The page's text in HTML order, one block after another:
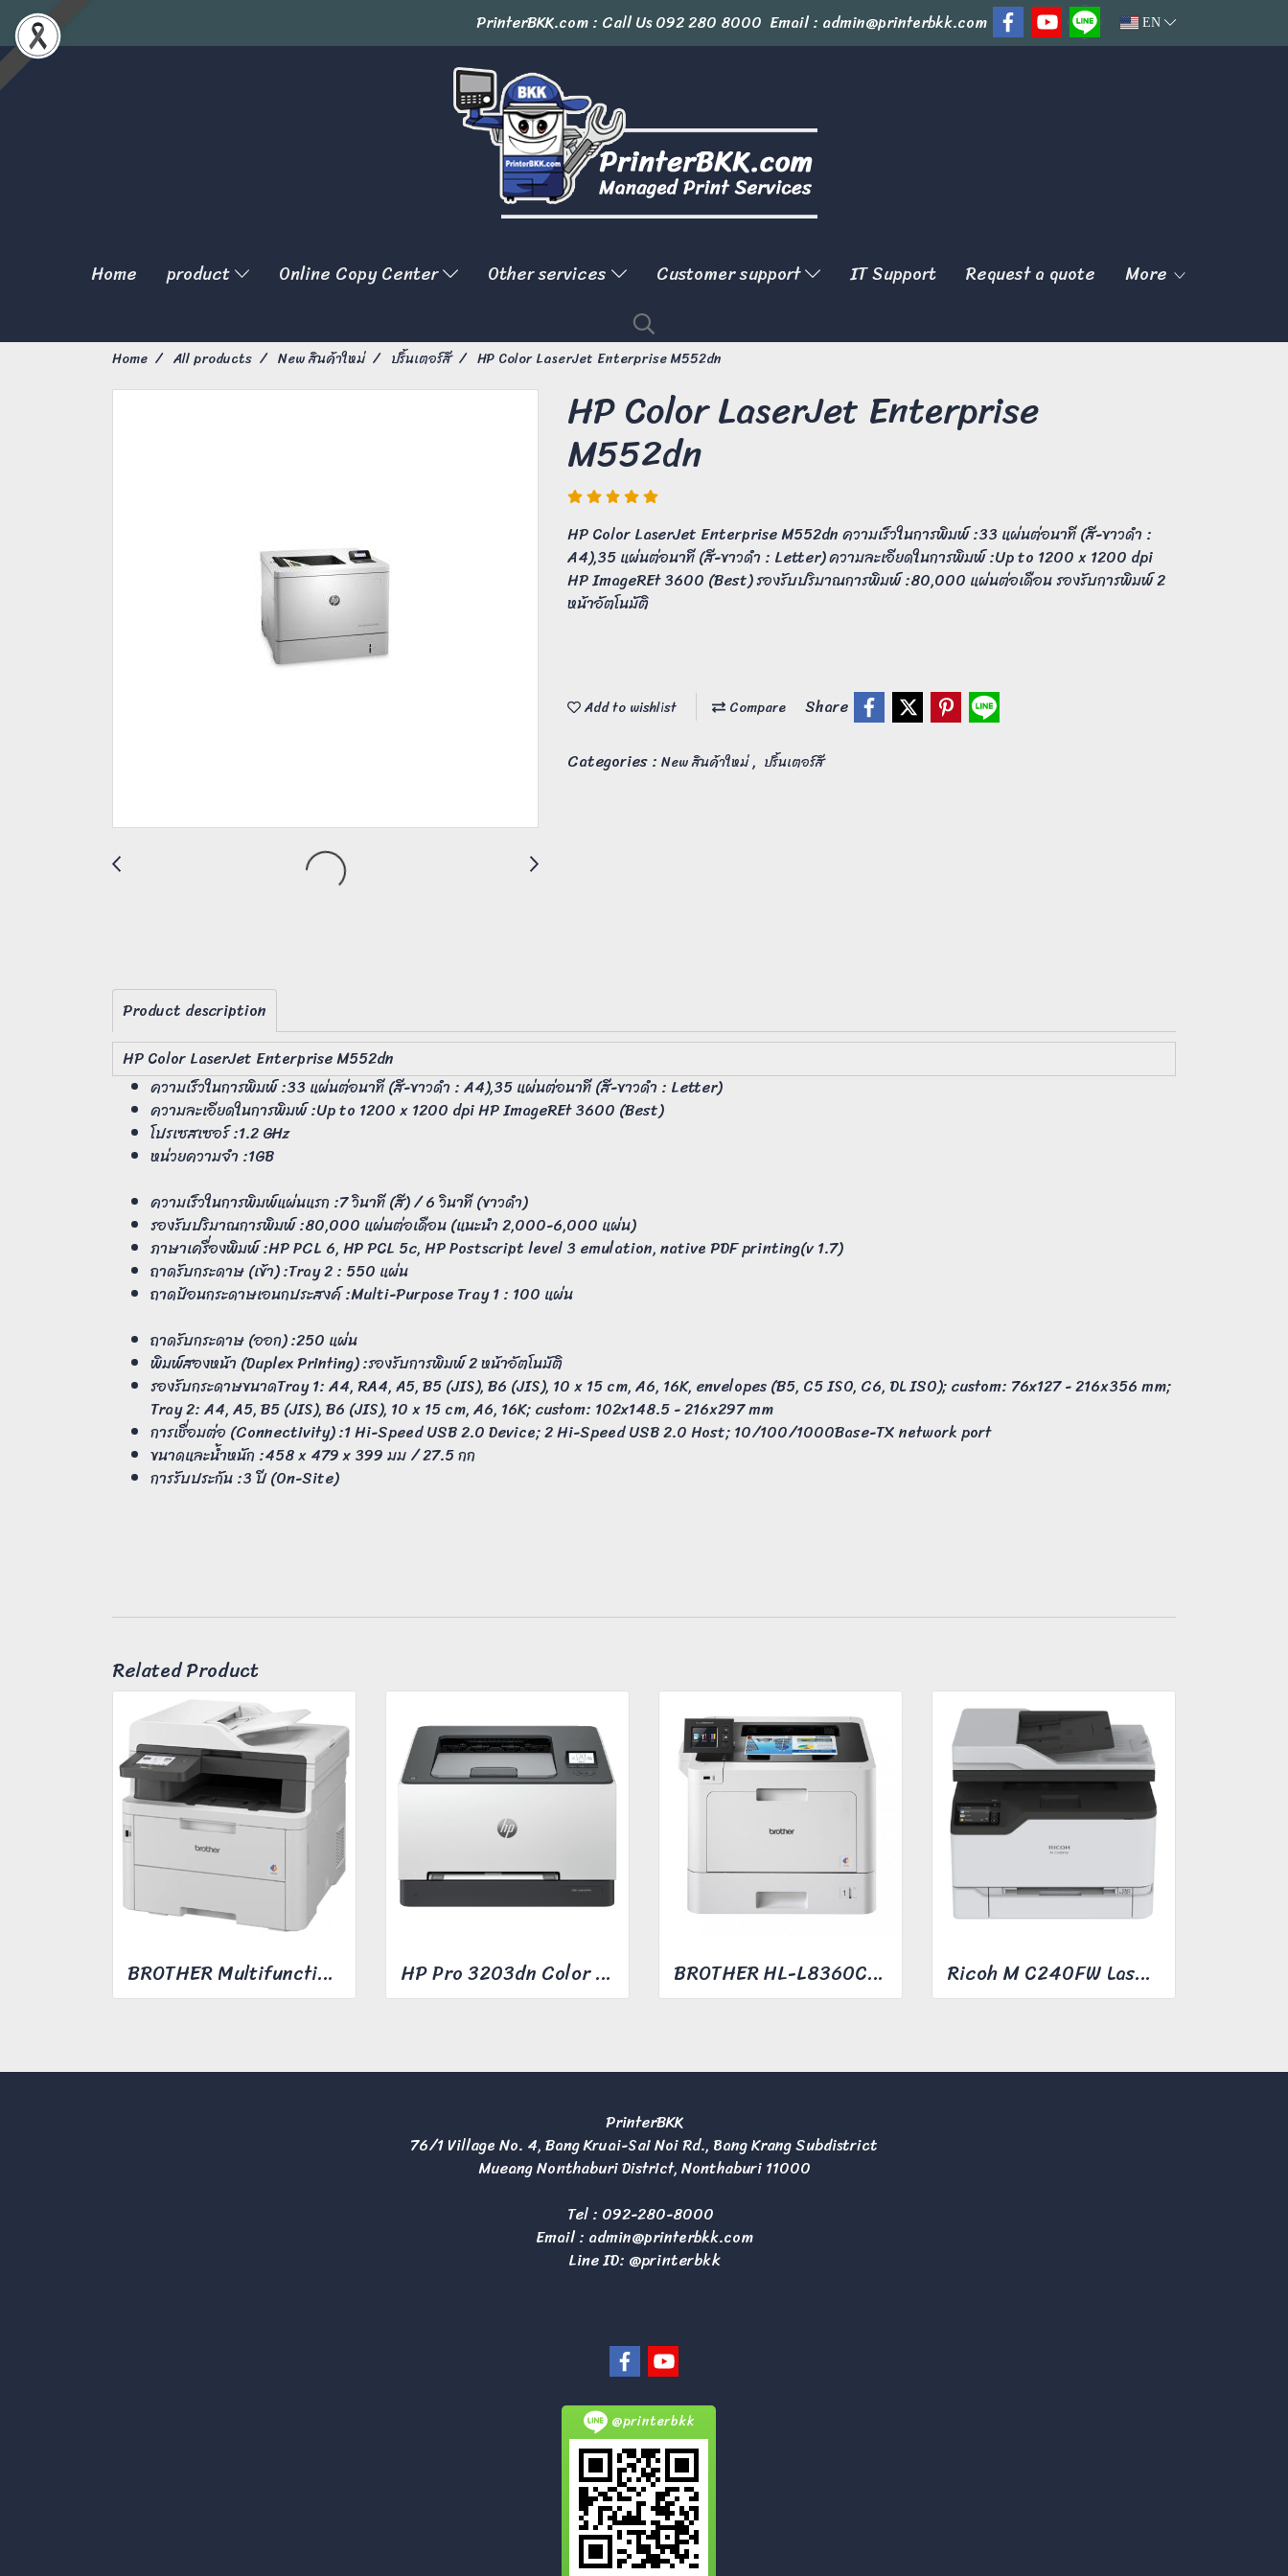
PrinterBKK.com : Call Us092 280 8000 Email : admin@printerbkk.com EN
Home product Online Copy Center Other services Customer support IT Support Request a quote More
Home All products New สินค้าใหม่ ปริ้นเตอร์สี HP Color LaserJet Enterprise M552dn
HP Color LaserJet Enterprise
M552dn
HP Color LaserJet Enterprise M552dn ความเร็วในการพิมพ์ :33 แผ่นต่อนาที (สี-ขาวดำ :
A4),35 แผ่นต่อนาที (สี-ขาวดำ : Letter) ความละเอียดในการพิมพ์ :Up to 1200 x 1200 dpi
HP ImageREt 3600 (Best) รองรับปริมาณการพิมพ์ :80,000 แผ่นต่อเดือน รองรับการพิมพ์ 2
หน้าอัตโนมัติ
Add to wishlist Compare
Share
Categories : New สินค้าใหม่, ปริ้นเตอร์สี
Product description
HP Color LaserJet Enterprise M552dn
ความเร็วในการพิมพ์ :33 แผ่นต่อนาที (สี-ขาวดำ : A4),35 แผ่นต่อนาที (สี-ขาวดำ : Letter)
ความละเอียดในการพิมพ์ :Up to 1200 x 1200 dpi HP ImageREt 3600 (Best)
โปรเซสเซอร์ :1.2 GHz
หน่วยความจำ :1GB
ความเร็วในการพิมพ์แผ่นแรก :7 วินาที (สี) / 6 วินาที (ขาวดำ)
รองรับปริมาณการพิมพ์ :80,000 แผ่นต่อเดือน (แนะนำ 2,000-6,000 แผ่น)
ภาษาเครื่องพิมพ์ :HP PCL 6, HP PCL 5c, HP Postscript level 3 emulation, native PDF printing(v 1.7)
ถาดรับกระดาษ (เข้า) :Tray 2 : 550 แผ่น
ถาดป้อนกระดาษเอนกประสงค์ :Multi-Purpose Tray 1 : 100 แผ่น
ถาดรับกระดาษ (ออก) :250 แผ่น
พิมพ์สองหน้า (Duplex Printing) :รองรับการพิมพ์ 2 หน้าอัตโนมัติ
รองรับกระดาษขนาดTray 1: A4, RA4, A5, B5 (JIS), B6 (JIS), 10 x 15 cm, A6, 16K, envelopes (B5, C5 ISO, C6, DL ISO); custom: 76x127 - 216x356 mm;
Tray 2: A4, A5, B5 (JIS), B6 (JIS), 10 x 15 cm, A6, 16K; custom: 102x148.5 - 216x297 mm
การเชื่อมต่อ (Connectivity) :1 Hi-Speed USB 2.0 Device; 2 Hi-Speed USB 2.0 Host; 10/100/1000Base-TX network port
ขนาดและน้ำหนัก :458 x 479 x 399 มม / 27.5 กก
การรับประกัน :3 ปี (On-Site)
Related Product
BROTHER Multifunction Printer Model MFC-L3760CDW HP Pro 3203dn Color Laser Printer BROTHER HL-L8360CDW COLOR LASER PRINTER Ricoh M C240FW Laser Multifunction Printer
PrinterBKK
76/1 Village No. 4, Bang Kruai-Sai Noi Rd., Bang Krang Subdistrict
Mueang Nonthaburi District, Nonthaburi 11000
Tel : 092-280-8000
Email : admin@printerbkk.com
Line ID: @printerbkk
@printerbkk